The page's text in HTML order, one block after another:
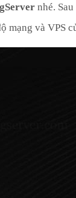
nhé.
mạng và VPS